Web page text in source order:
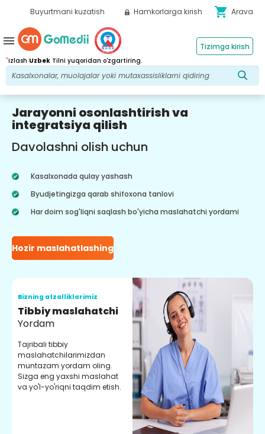
Buyurtmani kuzatish Hamkorlarga kirish shopping_cart Arava
*Izlash Uzbek Tilni yuqoridan o'zgartiring.
Tizimga kirish
menu
Jarayonni osonlashtirish va
integratsiya qilish
Davolashni olish uchun
Kasalxonada qulay yashash
Byudjetingizga qarab shifoxona tanlovi
Har doim sog'liqni saqlash bo'yicha maslahatchi yordami
Hozir maslahatlashing
Bizning afzalliklarimiz
Tibbiy maslahatchi
Yordam
Tajribali tibbiy
maslahatchilarimizdan
muntazam yordam oling.
Sizga eng yaxshi maslahat
va yo'l-yo'riqni taqdim etish.